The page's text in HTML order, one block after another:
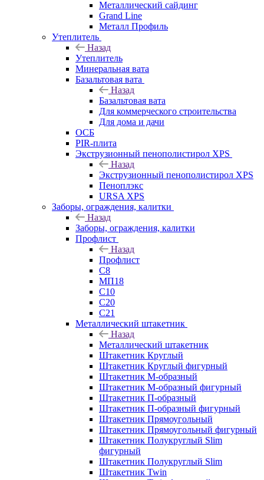
Металлический сайдинг
Grand Line
Металл Профиль
Утеплитель
Назад
Утеплитель
Минеральная вата
Базальтовая вата
Назад
Базальтовая вата
Для коммерческого строительства
Для дома и дачи
ОСБ
PIR-плита
Экструзионный пенополистирол XPS
Назад
Экструзионный пенополистирол XPS
Пеноплэкс
URSA XPS
Заборы, ограждения, калитки
Назад
Заборы, ограждения, калитки
Профлист
Назад
Профлист
С8
МП18
С10
С20
С21
Металлический штакетник
Назад
Металлический штакетник
Штакетник Круглый
Штакетник Круглый фигурный
Штакетник М-образный
Штакетник М-образный фигурный
Штакетник П-образный
Штакетник П-образный фигурный
Штакетник Прямоугольный
Штакетник Прямоугольный фигурный
Штакетник Полукруглый Slim
фигурный
Штакетник Полукруглый Slim
Штакетник Twin